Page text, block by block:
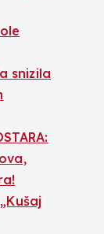
snizila